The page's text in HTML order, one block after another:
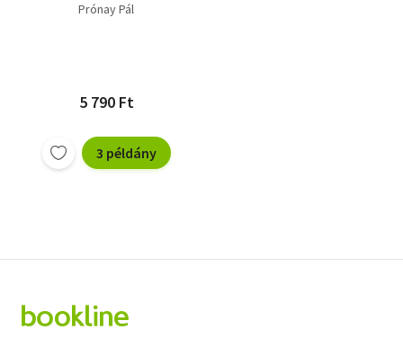
Prónay Pál
5 790 Ft
3 példány